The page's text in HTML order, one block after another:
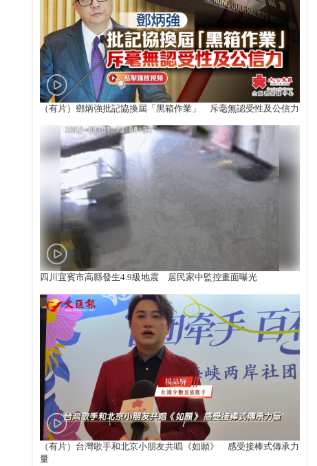
（有片）鄧炳強批記協換屆「黑箱作業」 斥毫無認受性及公信力
四川宜賓市高縣發生4.9級地震 居民家中監控畫面曝光
（有片）台灣歌手和北京小朋友共唱《如願》 感受接棒式傳承力
量